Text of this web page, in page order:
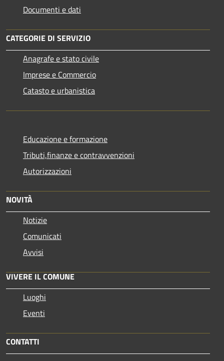
Documenti e dati
CATEGORIE DI SERVIZIO
Anagrafe e stato civile
Imprese e Commercio
Catasto e urbanistica
Educazione e formazione
Tributi,finanze e contravvenzioni
Autorizzazioni
NOVITÀ
Notizie
Comunicati
Avvisi
VIVERE IL COMUNE
Luoghi
Eventi
CONTATTI